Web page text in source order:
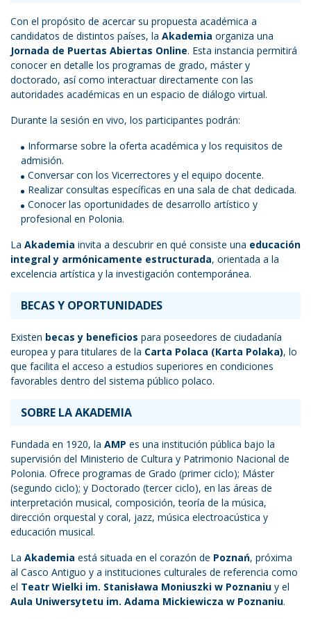
Con el propósito de acercar su propuesta académica a
candidatos de distintos países, la Akademia organiza una
Jornada de Puertas Abiertas Online. Esta instancia permitirá
conocer en detalle los programas de grado, máster y
doctorado, así como interactuar directamente con las
autoridades académicas en un espacio de diálogo virtual.
Durante la sesión en vivo, los participantes podrán:
Informarse sobre la oferta académica y los requisitos de
admisión.
Conversar con los Vicerrectores y el equipo docente.
Realizar consultas específicas en una sala de chat dedicada.
Conocer las oportunidades de desarrollo artístico y
profesional en Polonia.
La Akademia invita a descubrir en qué consiste una educación
integral y armónicamente estructurada, orientada a la
excelencia artística y la investigación contemporánea.
BECAS Y OPORTUNIDADES
Existen becas y beneficios para poseedores de ciudadanía
europea y para titulares de la Carta Polaca (Karta Polaka), lo
que facilita el acceso a estudios superiores en condiciones
favorables dentro del sistema público polaco.
SOBRE LA AKADEMIA
Fundada en 1920, la AMP es una institución pública bajo la
supervisión del Ministerio de Cultura y Patrimonio Nacional de
Polonia. Ofrece programas de Grado (primer ciclo); Máster
(segundo ciclo); y Doctorado (tercer ciclo), en las áreas de
interpretación musical, composición, teoría de la música,
dirección orquestal y coral, jazz, música electroacústica y
educación musical.
La Akademia está situada en el corazón de Poznań, próxima
al Casco Antiguo y a instituciones culturales de referencia como
el Teatr Wielki im. Stanisława Moniuszki w Poznaniu y el
Aula Uniwersytetu im. Adama Mickiewicza w Poznaniu.